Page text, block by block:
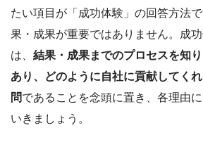
たい項目が「成功体験」の回答方法
果・成果が重要ではありません。成
は、 結果・成果までのプロセスを知
あり、どのように自社に貢献してく
問であることを念頭に置き、各理由
いきましょう。